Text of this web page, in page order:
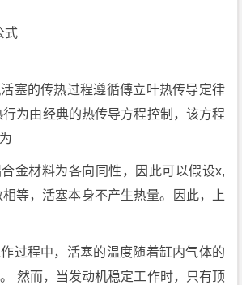
式
塞的传热过程遵循傅立叶热传导定律
行为由经典的热传导方程控制，该方程
金材料为各向同性，因此可以假设x,
等，活塞本身不产生热量。因此，上
过程中，活塞的温度随着缸内气体的
然而，当发动机稳定工作时，只有顶